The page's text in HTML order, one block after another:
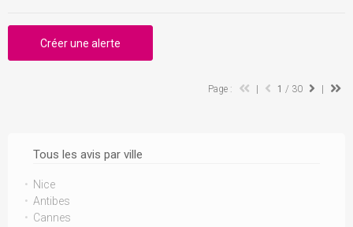
Tous les avis par ville
Nice
Antibes
Cannes
Créer une alerte
Page : 1 / 30